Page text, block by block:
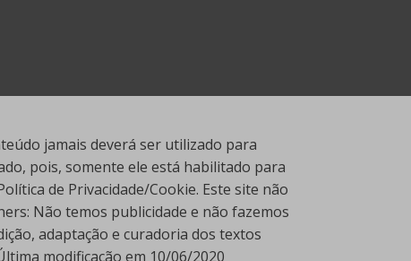
jamais deverá ser utilizado para
pois, somente ele está habilitado para
de Privacidade/Cookie. Este site não
Não temos publicidade e não fazemos
adaptação e curadoria dos textos
modificação em 10/06/2020